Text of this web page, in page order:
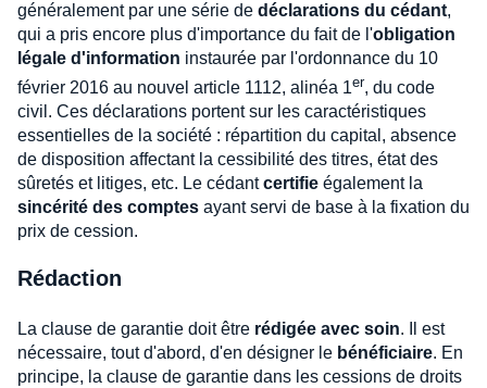
généralement par une série de déclarations du cédant,
qui a pris encore plus d'importance du fait de l'obligation
légale d'information instaurée par l'ordonnance du 10
février 2016 au nouvel article 1112, alinéa 1er, du code
civil. Ces déclarations portent sur les caractéristiques
essentielles de la société : répartition du capital, absence
de disposition affectant la cessibilité des titres, état des
sûretés et litiges, etc. Le cédantcertifie également la
sincérité des comptes ayant servi de base à la fixation du
prix de cession.
Rédaction
La clause de garantie doit être rédigée avec soin. Il est
nécessaire, tout d'abord, d'en désigner le bénéficiaire. En
principe, la clause de garantie dans les cessions de droits